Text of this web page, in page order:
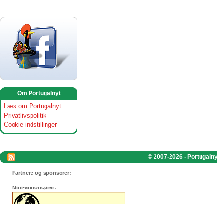
Om Portugalnyt
Læs om Portugalnyt
Privatlivspolitik
Cookie indstillinger
© 2007-2026 -
Partnere og sponsorer:
Mini-annoncører: